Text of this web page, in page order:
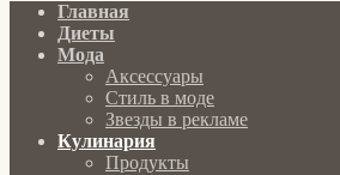
Главная
Диеты
Мода
Аксессуары
Стиль в моде
Звезды в рекламе
Кулинария
Продукты